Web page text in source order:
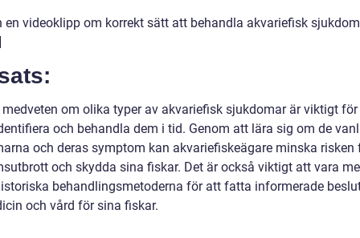
en videoklipp om korrekt sätt att behandla akvariefisk
om olika typer av akvariefisk sjukdomar är viktigt
och behandla dem i tid. Genom att lära sig om de
och deras symptom kan akvariefiskeägare minska risken
och skydda sina fiskar. Det är också viktigt att vara
behandlingsmetoderna för att fatta informerade
och vård för sina fiskar.